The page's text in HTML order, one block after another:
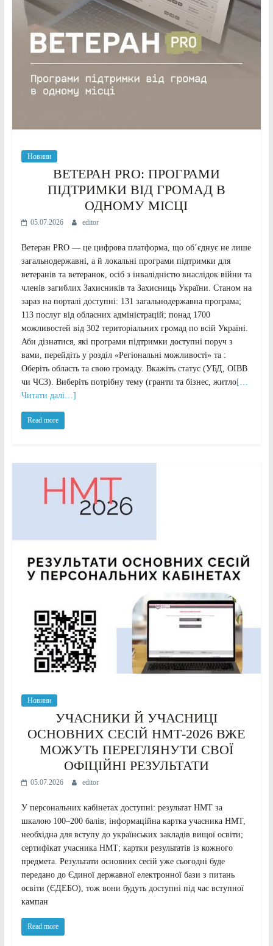
Новини
ВЕТЕРАН PRO: ПРОГРАМИ
ПІДТРИМКИ ВІД ГРОМАД В
ОДНОМУ МІСЦІ
05.07.2026 editor
Ветеран PRO — це цифрова платформа, що об’єднує не лише
загальнодержавні, а й локальні програми підтримки для
ветеранів та ветеранок, осіб з інвалідністю внаслідок війни та
членів загиблих Захисників та Захисниць України. Станом на
зараз на порталі доступні: 131 загальнодержавна програма;
113 послуг від обласних адміністрацій; понад 1700
можливостей від 302 територіальних громад по всій Україні.
Аби дізнатися, які програми підтримки доступні поруч з
вами, перейдіть у розділ «Регіональні можливості» та :
Оберіть область та свою громаду. Вкажіть статус (УБД, ОІВВ
чи ЧСЗ). Виберіть потрібну тему (гранти та бізнес, житло[…
Читати далі…]
Read more
Новини
УЧАСНИКИ Й УЧАСНИЦІ
ОСНОВНИХ СЕСІЙ НМТ-2026 ВЖЕ
МОЖУТЬ ПЕРЕГЛЯНУТИ СВОЇ
ОФІЦІЙНІ РЕЗУЛЬТАТИ
05.07.2026 editor
У персональних кабінетах доступні: результат НМТ за
шкалою 100–200 балів; інформаційна картка учасника НМТ,
необхідна для вступу до українських закладів вищої освіти;
сертифікат учасника НМТ; картки результатів із кожного
предмета. Результати основних сесій уже сьогодні буде
передано до Єдиної державної електронної бази з питань
освіти (ЄДЕБО), тож вони будуть доступні під час вступної
кампан
Read more